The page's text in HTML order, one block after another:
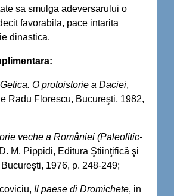
sa smulga adeversarului o
favorabila, pace intarita
dinastica.
Getica. O protoistorie a Daciei,
Radu Florescu, Bucureşti, 1982,
veche a României (Paleolitic-
M. Pippidi, Editura Ştiinţificǎ şi
1976, p. 248-249;
Il paese di Dromichete, in